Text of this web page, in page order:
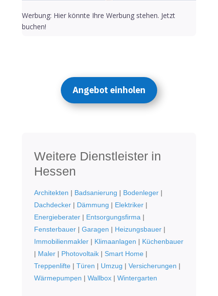
Werbung: Hier könnte Ihre Werbung stehen. Jetzt
buchen!
Angebot einholen
Weitere Dienstleister in
Hessen
Architekten | Badsanierung | Bodenleger|
Dachdecker| Dämmung | Elektriker|
Energieberater| Entsorgungsfirma |
Fensterbauer| Garagen | Heizungsbauer|
Immobilienmakler| Klimaanlagen | Küchenbauer
| Maler| Photovoltaik| Smart Home|
Treppenlifte| Türen | Umzug | Versicherungen |
Wärmepumpen | Wallbox| Wintergarten